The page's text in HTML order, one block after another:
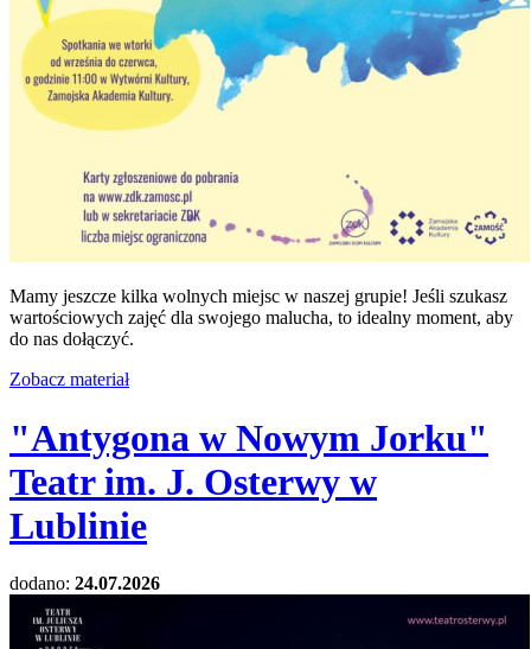
Mamy jeszcze kilka wolnych miejsc w naszej grupie! Jeśli szukasz
wartościowych zajęć dla swojego malucha, to idealny moment, aby
do nas dołączyć.
Zobacz materiał
"Antygona w Nowym Jorku"
Teatr im. J. Osterwy w
Lublinie
dodano: 24.07.2026